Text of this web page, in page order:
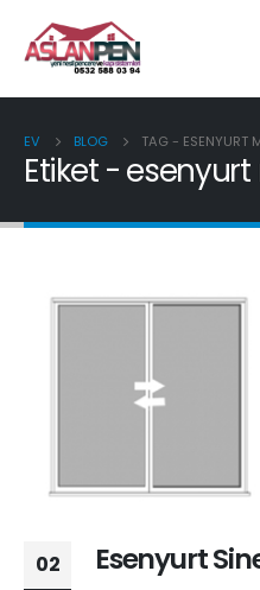
EV BLOG TAG - ESENYURT
Etiket -
02 Esenyurt